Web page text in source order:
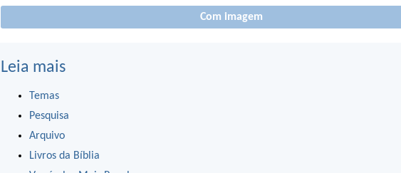
Com imagem
Leia mais
Temas
Pesquisa
Arquivo
Livros da Bíblia